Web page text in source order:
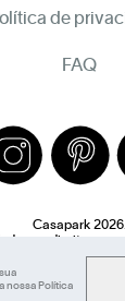
nossa Política
de
FAQ
Casapark 2026.
os direitos